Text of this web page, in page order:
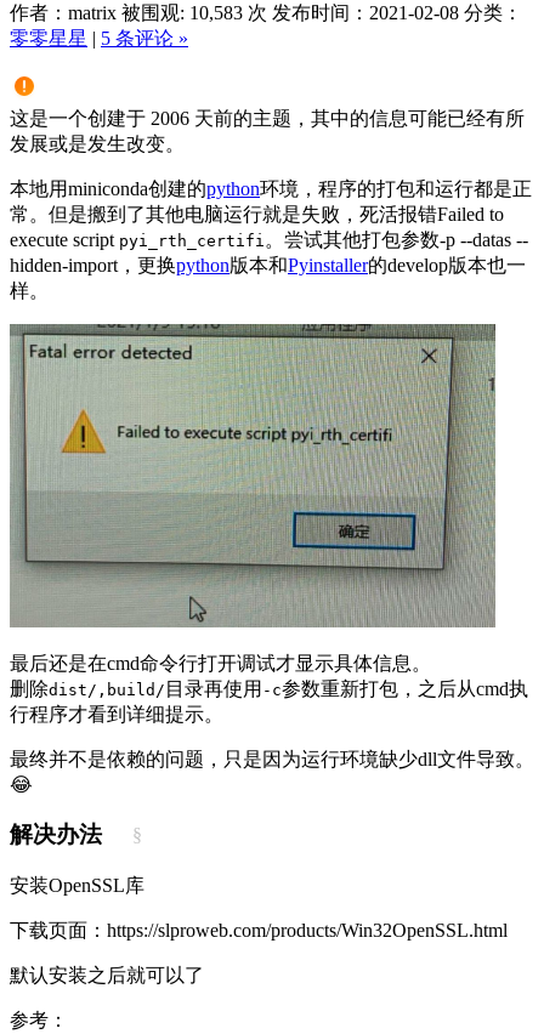
作者：matrix 被围观: 10,583 次 发布时间：2021-02-08 分类：
零零星星 | 5 条评论 »
这是一个创建于 2006 天前的主题，其中的信息可能已经有所
发展或是发生改变。
本地用miniconda创建的python环境，程序的打包和运行都是正
常。但是搬到了其他电脑运行就是失败，死活报错Failed to
execute script pyi_rth_certifi 。尝试其他打包参数-p --datas --
hidden-import，更换python版本和Pyinstaller的develop版本也一
样。
最后还是在cmd命令行打开调试才显示具体信息。
删除dist/,build/ 目录再使用 -c参数重新打包，之后从cmd执
行程序才看到详细提示。
最终并不是依赖的问题，只是因为运行环境缺少dll文件导致。
😂
解决办法 §
安装OpenSSL库
下载页面：https://slproweb.com/products/Win32OpenSSL.html
默认安装之后就可以了
参考：